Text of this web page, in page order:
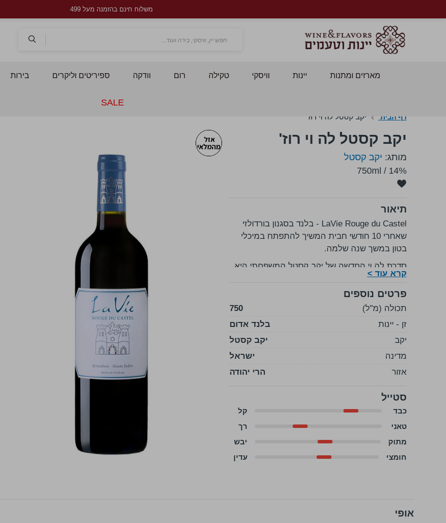
משלוח חינם בהזמנה מעל 499
מארזים ומתנות יינות וויסקי טקילה רום וודקה ספיריטים וליקרים בירות
SALE
דף הבית יקב קסטל לה וי רוז'
יקב קסטל לה וי רוז'
מותג: יקב קסטל
750ml / 14%
תיאור
LaVie Rouge du Castel - בלנד בסגנון בורדולזי
שאחרי 10 חודשי חבית המשיך להתפתח במיכלי
בטון במשך שנה שלמה.
סדרת לה וי החדשה של יקב קסטל המשפחתי היא
בשורה מרעננת המשלימה את מהלך ההתחדשות
של היקב. אפשר לומר שיין זה - המורכב מהזנים
קברנה סוביניון, מרלו ופטיט ורדו - הוא "האח
הצעיר" של פטיט-קסטל, כאשר מחירו וטעמו
נגישים יותר (לכיס ולחך), הוא עשוי בקפידה רבה
כמיטב מסורת היקב, פירותי מאוד, בעל גוף
בינוני-מלא.
קרא עוד >
פרטים נוספים
תכולה (מ"ל)
750
זן - יינות
בלנד אדום
יקב
יקב קסטל
מדינה
ישראל
אזור
הרי יהודה
סטייל
כבד
קל
טאני
רך
מתוק
יבש
חומצי
עדין
לדלג
לסוף
אופי